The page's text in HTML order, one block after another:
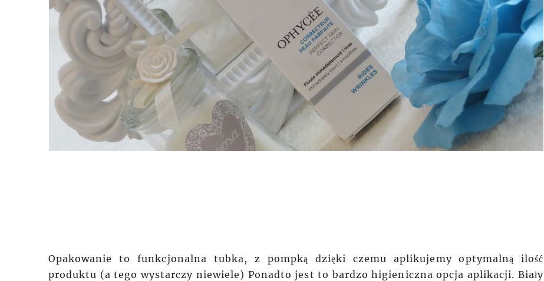
Opakowanie to funkcjonalna tubka, z pompką dzięki czemu aplikujemy optymalną ilość
produktu (a tego wystarczy niewiele) Ponadto jest to bardzo higieniczna opcja aplikacji. Biały